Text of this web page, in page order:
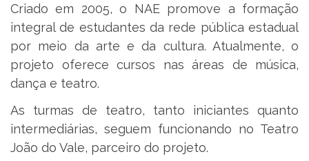
Criado em 2005, o NAE promove a formação
integral de estudantes da rede pública estadual
por meio da arte e da cultura. Atualmente, o
projeto oferece cursos nas áreas de música,
dança e teatro.
As turmas de teatro, tanto iniciantes quanto
intermediárias, seguem funcionando no Teatro
João do Vale, parceiro do projeto.